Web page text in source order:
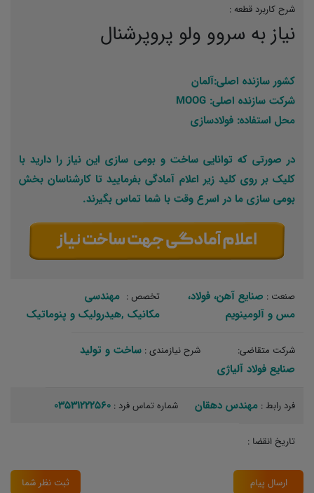
شرح کاربرد قطعه :
نیاز به سروو ولو پروپرشنال
کشور سازنده اصلی:آلمان
شرکت سازنده اصلی: MOOG
محل استفاده: فولادسازی
در صورتی که توانایی ساخت و بومی سازی این نیاز را دارید با
کلیک بر روی کلید زیر اعلام آمادگی بفرمایید تا کارشناسان بخش
بومی سازی ما در اسرع وقت با شما تماس بگیرند.
صنعت : صنایع آهن، فولاد،
مس و آلومینویم
تخصص : مهندسی
مکانیک‏ ,هیدرولیک و پنوماتیک‏
شرکت متقاضی:
صنایع فولاد آلیاژی
شرح نیازمندی : ساخت و تولید‏
فرد رابط : مهندس دهقان شماره تماس فرد : 03531222560
تاریخ انقضا :
ارسال پیام ثبت نظر شما